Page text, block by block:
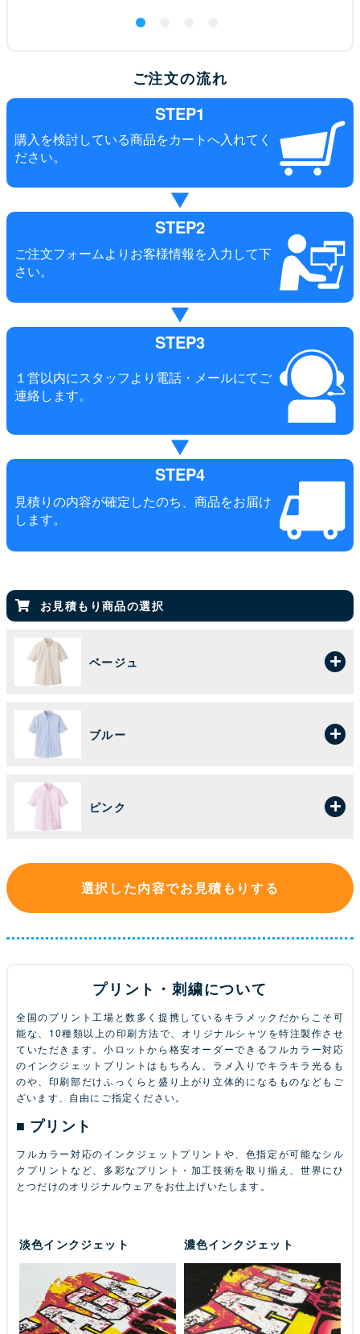
ご注文の流れ
STEP1
購入を検討している商品をカートへ入れてく
ださい。
STEP2
ご注文フォームよりお客様情報を入力して下
さい。
STEP3
１営以内にスタッフより電話・メールにてご
連絡します。
STEP4
見積りの内容が確定したのち、商品をお届け
します。
お見積もり商品の選択
ベージュ
ブルー
ピンク
選択した内容でお見積もりする
プリント・刺繍について
全国のプリント工場と数多く提携しているキラメックだからこそ可
能な、10種類以上の印刷方法で、オリジナルシャツを特注製作させ
ていただきます。小ロットから格安オーダーできるフルカラー対応
のインクジェットプリントはもちろん、ラメ入りでキラキラ光るも
のや、印刷部だけふっくらと盛り上がり立体的になるものなどもご
ざいます、自由にご指定ください。
プリント
フルカラー対応のインクジェットプリントや、色指定が可能なシル
クプリントなど、多彩なプリント・加工技術を取り揃え、世界にひ
とつだけのオリジナルウェアをお仕上げいたします。
淡色インクジェット 濃色インクジェット